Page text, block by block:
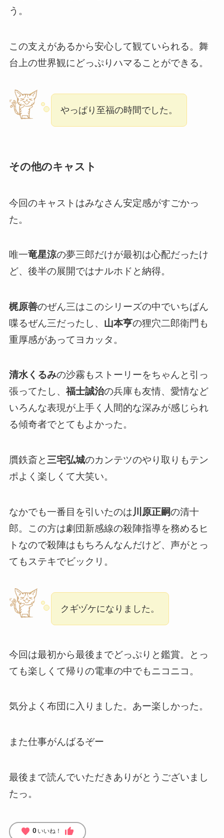
う。
この支えがあるから安心して観ていられる。舞
台上の世界観にどっぷりハマることができる。
やっぱり至福の時間でした。
その他のキャスト
今回のキャストはみなさん安定感がすごかっ
た。
唯一竜星涼の夢三郎だけが最初は心配だったけ
ど、後半の展開ではナルホドと納得。
梶原善のぜん三はこのシリーズの中でいちばん
喋るぜん三だったし、 山本亨の狸穴二郎衛門も
重厚感があってヨカッタ。
清水くるみの沙霧もストーリーをちゃんと引っ
張ってたし、福士誠治の兵庫も友情、愛情など
いろんな表現が上手く人間的な深みが感じられ
る傾奇者でとてもよかった。
贋鉄斎と 三宅弘城のカンテツのやり取りもテン
ポよく楽しくて大笑い。
なかでも一番目を引いたのは川原正嗣の清十
郎。この方は劇団新感線の殺陣指導を務めるヒ
トなので殺陣はもちろんなんだけど、声がとっ
てもステキでビックリ。
クギヅケになりました。
今回は最初から最後までどっぷりと鑑賞。とっ
ても楽しくて帰りの電車の中でもニコニコ。
気分よく布団に入りました。あー楽しかった。
また仕事がんばるぞー
最後まで読んでいただきありがとうございまし
たっ。
favorite 0 いいね！ thumb_up